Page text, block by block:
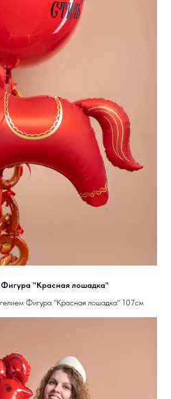
"Красная лошадка"
Фигура "Красная лошадка" 107см